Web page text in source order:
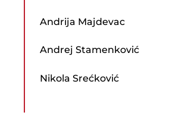
Andrija Majdevac
Andrej Stamenković
Nikola Srećković